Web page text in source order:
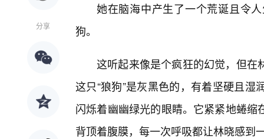
分享
她在脑海中产生了一个荒诞且令
狗。
这听起来像是个疯狂的幻觉，但在
这只“狼狗”是灰黑色的，有着坚硬且
闪烁着幽幽绿光的眼睛。它紧紧地蜷
背顶着腹膜，每一次呼吸都让林晓感到